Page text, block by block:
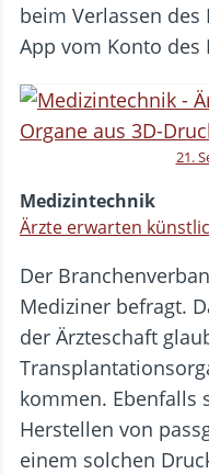
beim Verlassen
App vom Konto des
21.
Medizintechnik
Ärzte erwarten
Der
Mediziner befragt.
der Ärzteschaft
kommen. Ebenfalls
Herstellen von
einem solchen